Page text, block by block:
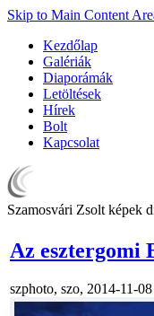
Skip to Main Content
Kezdőlap
Galériák
Diaporámák
Letöltések
Hírek
Bolt
Kapcsolat
Szamosvári Zsolt képek
Az esztergomi
szphoto, szo, 2014-11-